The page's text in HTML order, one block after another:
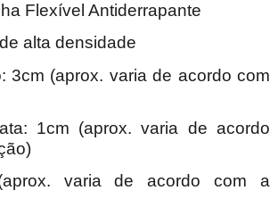
Flexível Antiderrapante
alta densidade
3cm (aprox. varia de acordo com
1cm (aprox. varia de acordo
varia de acordo com a